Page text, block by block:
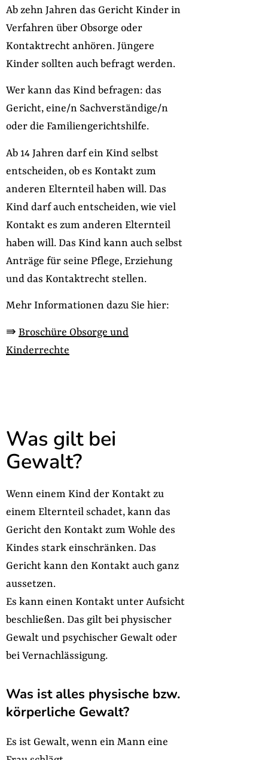
Ab zehn Jahren das Gericht Kinder in
Verfahren über Obsorge oder
Kontaktrecht anhören. Jüngere
Kinder sollten auch befragt werden.
Wer kann das Kind befragen: das
Gericht, eine/n Sachverständige/n
oder die Familiengerichtshilfe.
Ab 14 Jahren darf ein Kind selbst
entscheiden, ob es Kontakt zum
anderen Elternteil haben will. Das
Kind darf auch entscheiden, wie viel
Kontakt es zum anderen Elternteil
haben will. Das Kind kann auch selbst
Anträge für seine Pflege, Erziehung
und das Kontaktrecht stellen.
Mehr Informationen dazu Sie hier:
⇛ Broschüre Obsorge und
Kinderrechte
Was gilt bei
Gewalt?
Wenn einem Kind der Kontakt zu
einem Elternteil schadet, kann das
Gericht den Kontakt zum Wohle des
Kindes stark einschränken. Das
Gericht kann den Kontakt auch ganz
aussetzen.
Es kann einen Kontakt unter Aufsicht
beschließen. Das gilt bei physischer
Gewalt und psychischer Gewalt oder
bei Vernachlässigung.
Was ist alles physische bzw.
körperliche Gewalt?
Es ist Gewalt, wenn ein Mann eine